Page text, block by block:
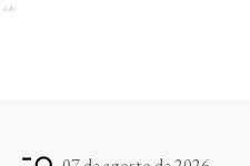
Ads